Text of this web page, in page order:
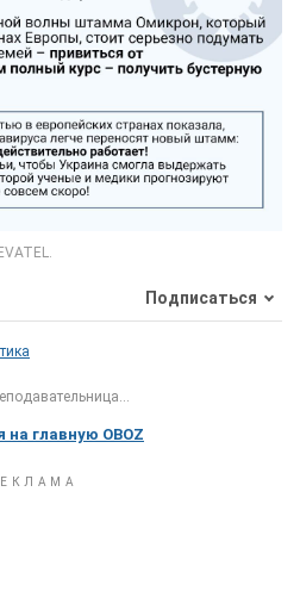
Подписаться
на главную OBOZ